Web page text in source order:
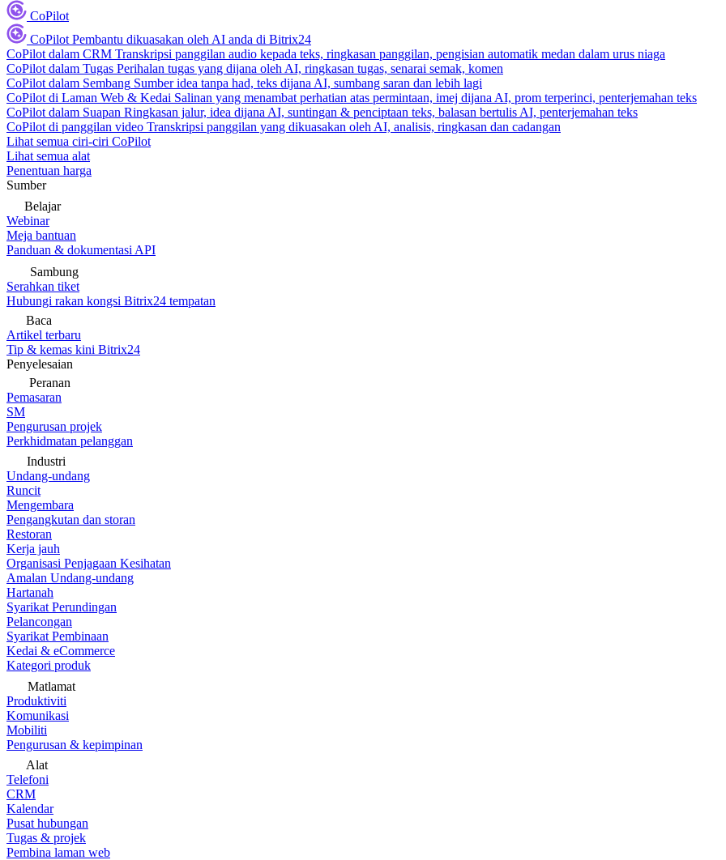
CoPilot
CoPilot Pembantu dikuasakan oleh AI anda di Bitrix24
CoPilot dalam CRM Transkripsi panggilan audio kepada teks, ringkasan panggilan, pengisian automatik medan dalam urus niaga
CoPilot dalam Tugas Perihalan tugas yang dijana oleh AI, ringkasan tugas, senarai semak, komen
CoPilot dalam Sembang Sumber idea tanpa had, teks dijana AI, sumbang saran dan lebih lagi
CoPilot di Laman Web & Kedai Salinan yang menambat perhatian atas permintaan, imej dijana AI, prom terperinci, penterjemahan teks
CoPilot dalam Suapan Ringkasan jalur, idea dijana AI, suntingan & penciptaan teks, balasan bertulis AI, penterjemahan teks
CoPilot di panggilan video Transkripsi panggilan yang dikuasakan oleh AI, analisis, ringkasan dan cadangan
Lihat semua ciri-ciri CoPilot
Lihat semua alat
Penentuan harga
Sumber
Belajar
Webinar
Meja bantuan
Panduan & dokumentasi API
Sambung
Serahkan tiket
Hubungi rakan kongsi Bitrix24 tempatan
Baca
Artikel terbaru
Tip & kemas kini Bitrix24
Penyelesaian
Peranan
Pemasaran
SM
Pengurusan projek
Perkhidmatan pelanggan
Industri
Undang-undang
Runcit
Mengembara
Pengangkutan dan storan
Restoran
Kerja jauh
Organisasi Penjagaan Kesihatan
Amalan Undang-undang
Hartanah
Syarikat Perundingan
Pelancongan
Syarikat Pembinaan
Kedai & eCommerce
Kategori produk
Matlamat
Produktiviti
Komunikasi
Mobiliti
Pengurusan & kepimpinan
Alat
Telefoni
CRM
Kalendar
Pusat hubungan
Tugas & projek
Pembina laman web